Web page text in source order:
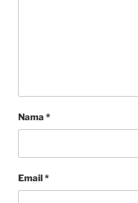
Nama *
Email*